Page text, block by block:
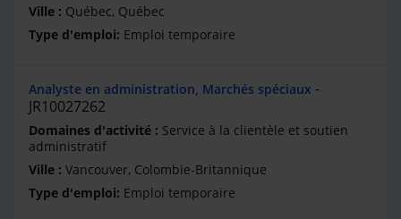
Québec, Québec
Emploi temporaire
Analyste en administration, Marchés spéciaux
JR10027262
Service à la clientèle et soutien
administratif
Vancouver, Colombie-Britannique
Emploi temporaire